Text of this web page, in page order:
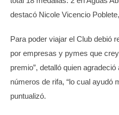
destacó Nicole Vicencio
Para poder viajar el Club debió
por empresas y pymes que
premio”, detalló quien
números de rifa, “lo cual ayudó
puntualizó.